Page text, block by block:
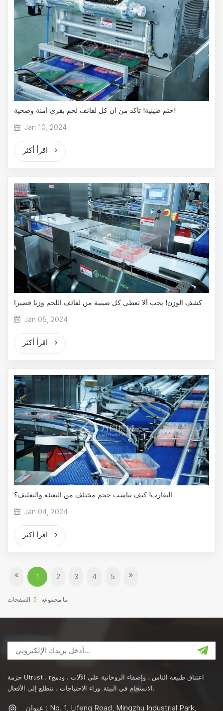
ختم صينية! تأكد من أن كل لفائف لحم بقري آمنة وصحية!
Jan 10, 2024
كشف الوزن! يجب ألا تعطى كل صينية من لفائف اللحم وزنا قصيرا
Jan 05, 2024
التقارب! كيف تناسب حجم مختلف من التعبئة والتغليف؟
Jan 04, 2024
1 2 3 4 5
ما مجموعه 5 الصفحات
حزمة Utrust ، rاعتناق طبيعة الناس ، وإضفاء الروحانية على الآلات ، ودمج
الانسجام في البيئة. وراء الاحتياجات ، نتطلع إلى الأفعال.
عنوان : No. 1, Lifeng Road, Mingzhu Industrial Park,